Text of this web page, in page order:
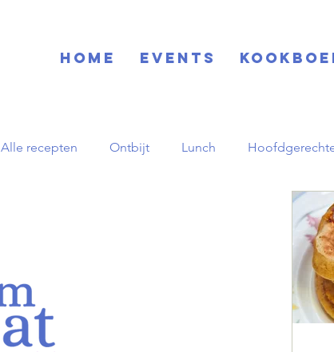
Home EVENTS
Alle recepten Ontbijt Lunch
pornstar martini